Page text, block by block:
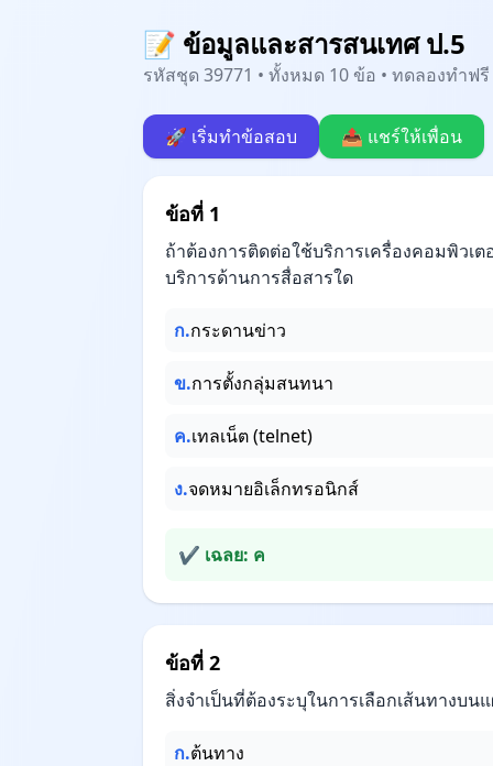
📝 ข้อมูลและสารสนเทศ ป.5
รหัสชุด 39771 • ทั้งหมด 10 ข้อ • ทดลองทำฟ
🚀 เริ่มทำข้อสอบ 📤 แชร์ให้เพื่อน
ข้อที่ 1
ถ้าต้องการติดต่อใช้บริการเครื่องคอมพิวเ
บริการด้านการสื่อสารใด
ก.กระดานข่าว
ข.การตั้งกลุ่มสนทนา
ค.เทลเน็ต (telnet)
ง.จดหมายอิเล็กทรอนิกส์
✔ เฉลย: ค
ข้อที่ 2
สิ่งจำเป็นที่ต้องระบุในการเลือกเส้นทางบ
ก.ต้นทาง